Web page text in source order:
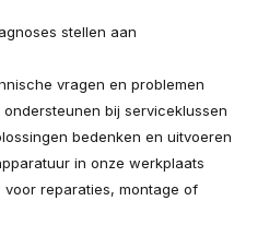
stellen aan
vragen en problemen
bij serviceklussen
bedenken en uitvoeren
in onze werkplaats
voor reparaties, montage of